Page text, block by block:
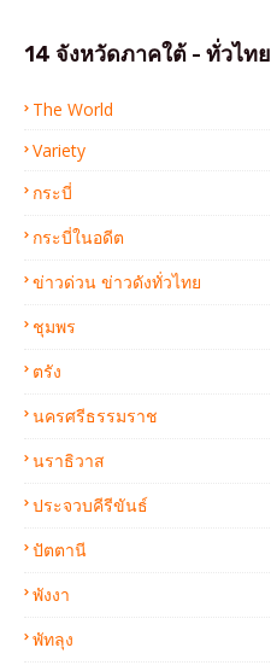
14 จังหวัดภาคใต้ - ทั่วไทย
The World
Variety
กระบี่
กระบี่ในอดีต
ข่าวด่วน ข่าวดังทั่วไทย
ชุมพร
ตรัง
นครศรีธรรมราช
นราธิวาส
ประจวบคีรีขันธ์
ปัตตานี
พังงา
พัทลุง